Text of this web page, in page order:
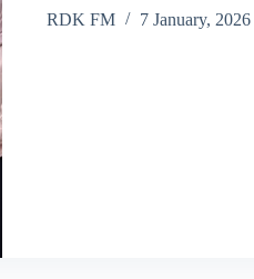
RDK FM
7 January, 2026